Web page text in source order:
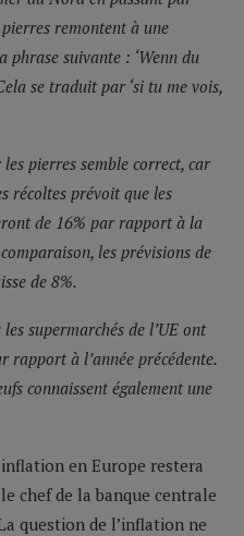
pierres remontent à une
phrase suivante : ‘Wenn du
se traduit par ‘si tu me vois,
pierres semble correct, car
récoltes prévoit que les
de 16% par rapport à la
les prévisions de
de 8%.
supermarchés de l’UE ont
rapport à l’année précédente.
connaissent également une
en Europe restera
chef de la banque centrale
question de l’inflation ne